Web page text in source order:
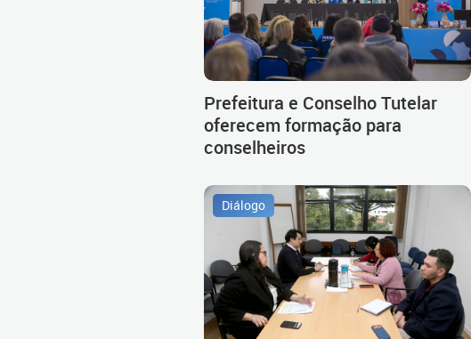
Prefeitura e Conselho Tutelar
oferecem formação para
conselheiros
Diálogo